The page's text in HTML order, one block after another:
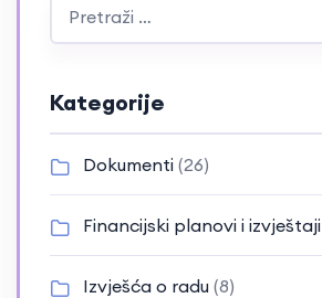
Kategorije
Dokumenti (26)
Financijski planovi i izvještaji
Izvješća o radu (8)